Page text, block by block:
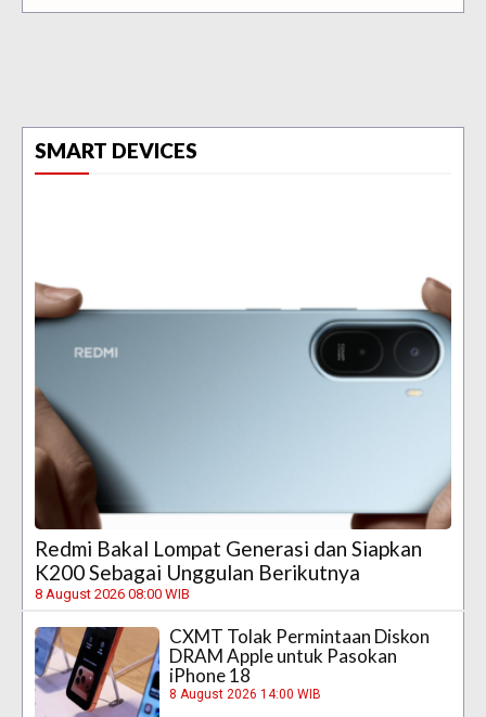
SMART DEVICES
Redmi Bakal Lompat Generasi dan Siapkan
K200 Sebagai Unggulan Berikutnya
8 August 2026 08:00 WIB
CXMT Tolak Permintaan Diskon
DRAM Apple untuk Pasokan
iPhone 18
8 August 2026 14:00 WIB